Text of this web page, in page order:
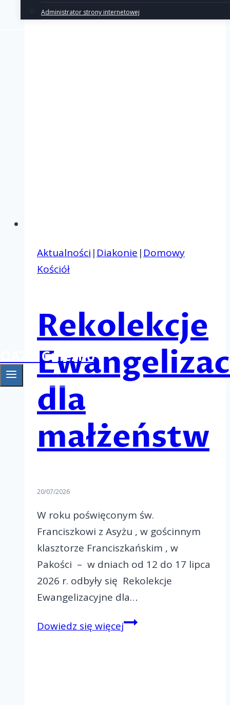
Administrator strony internetowej
OAZA Gniezno
Aktualności | Diakonie | Domowy
Kościół
Rekolekcje
dla
małżeństw
20/07/2026
W roku poświęconym św.
Franciszkowi z Asyżu , w gościnnym
klasztorze Franciszkańskim , w
Pakości – w dniach od 12 do 17 lipca
2026 r. odbyły się Rekolekcje
Ewangelizacyjne dla…
Dowiedz się więcejRekolekcje